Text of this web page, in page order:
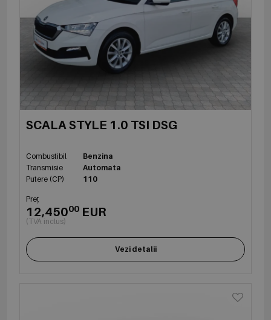
SCALA STYLE 1.0 TSI DSG
Combustibil
Benzina
Transmisie
Automata
Putere (CP)
110
Preț
12,45000 EUR
(TVA inclus)
Vezi detalii